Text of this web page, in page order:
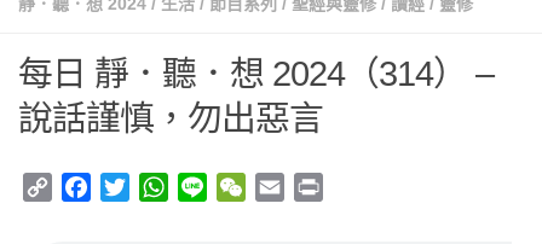
每日 靜．聽．想 2024（314） –
說話謹慎，勿出惡言
Copy
Facebook
TwitterWhatsApp
Line WeChat
Email